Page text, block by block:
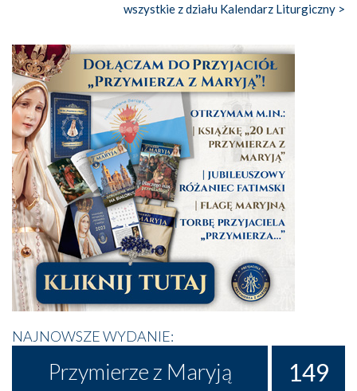
wszystkie z działu Kalendarz Liturgiczny >
NAJNOWSZE WYDANIE:
Przymierze z Maryją 149